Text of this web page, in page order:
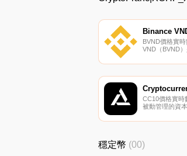
Binance
BVND價格實
VND（BVND
BVND將可在
CC10價格實時
被動管理的資
市場部門的前
用Uniswap價格
設定的.
穩定幣 (00)